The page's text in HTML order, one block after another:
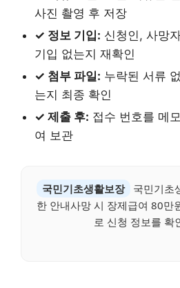
사진 촬영 후 저장
✓ 정보 기입: 신청인, 사망
기입 없는지 재확인
✓ 첨부 파일: 누락된 서류
는지 최종 확인
✓ 제출 후: 접수 번호를 메
여 보관
국민기초생활보장
국민기초
한 안내사망 시 장제급여 80만
로 신청 정보를 확